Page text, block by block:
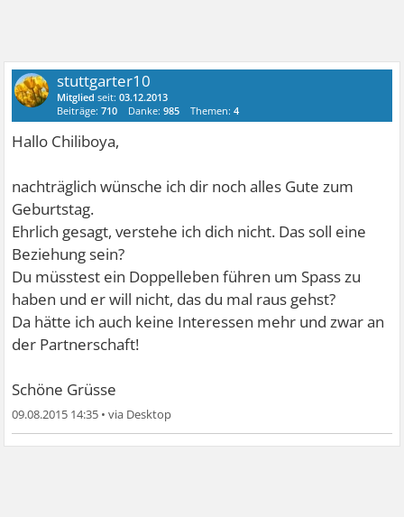
stuttgarter10
Mitglied seit:03.12.2013
Beiträge:710 Danke:985 Themen:4
Hallo Chiliboya,
nachträglich wünsche ich dir noch alles Gute zum
Geburtstag.
Ehrlich gesagt, verstehe ich dich nicht. Das soll eine
Beziehung sein?
Du müsstest ein Doppelleben führen um Spass zu
haben und er will nicht, das du mal raus gehst?
Da hätte ich auch keine Interessen mehr und zwar an
der Partnerschaft!
Schöne Grüsse
09.08.2015 14:35 •